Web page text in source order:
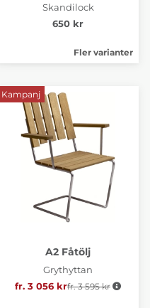
Skandilock
650 kr
Fler varianter
Kampanj
A2 Fåtölj
Grythyttan
fr. 3 056 krOrdinarie pris:
fr. 3 595 kr